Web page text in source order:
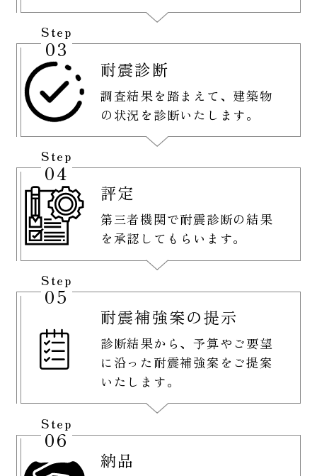
Step
03
耐震診断
調査結果を踏まえて、建築物
の状況を診断いたします。
Step
04
評定
第三者機関で耐震診断の結果
を承認してもらいます。
Step
05
耐震補強案の提示
診断結果から、予算やご要望
に沿った耐震補強案をご提案
いたします。
Step
06
納品